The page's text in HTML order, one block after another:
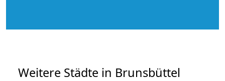
Weitere Städte in Brunsbüttel